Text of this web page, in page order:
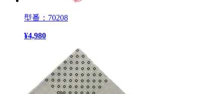
型番：70208
¥4,980